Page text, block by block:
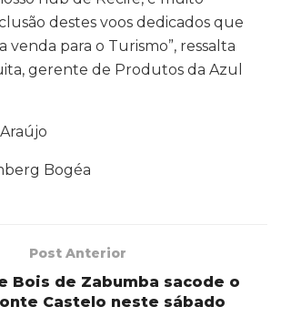
destes voos dedicados que
venda para o Turismo”, ressalta
gerente de Produtos da Azul
Bogéa
Post Anterior
Bois de Zabumba sacode o
Castelo neste sábado